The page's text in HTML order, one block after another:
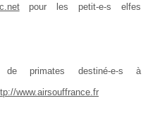
pour les petit-e-s elfes
de primates destiné-e-s à
www.airsouffrance.fr